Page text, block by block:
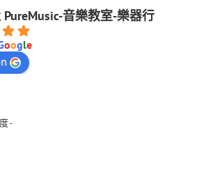
音樂教室-樂器行
oogle
-